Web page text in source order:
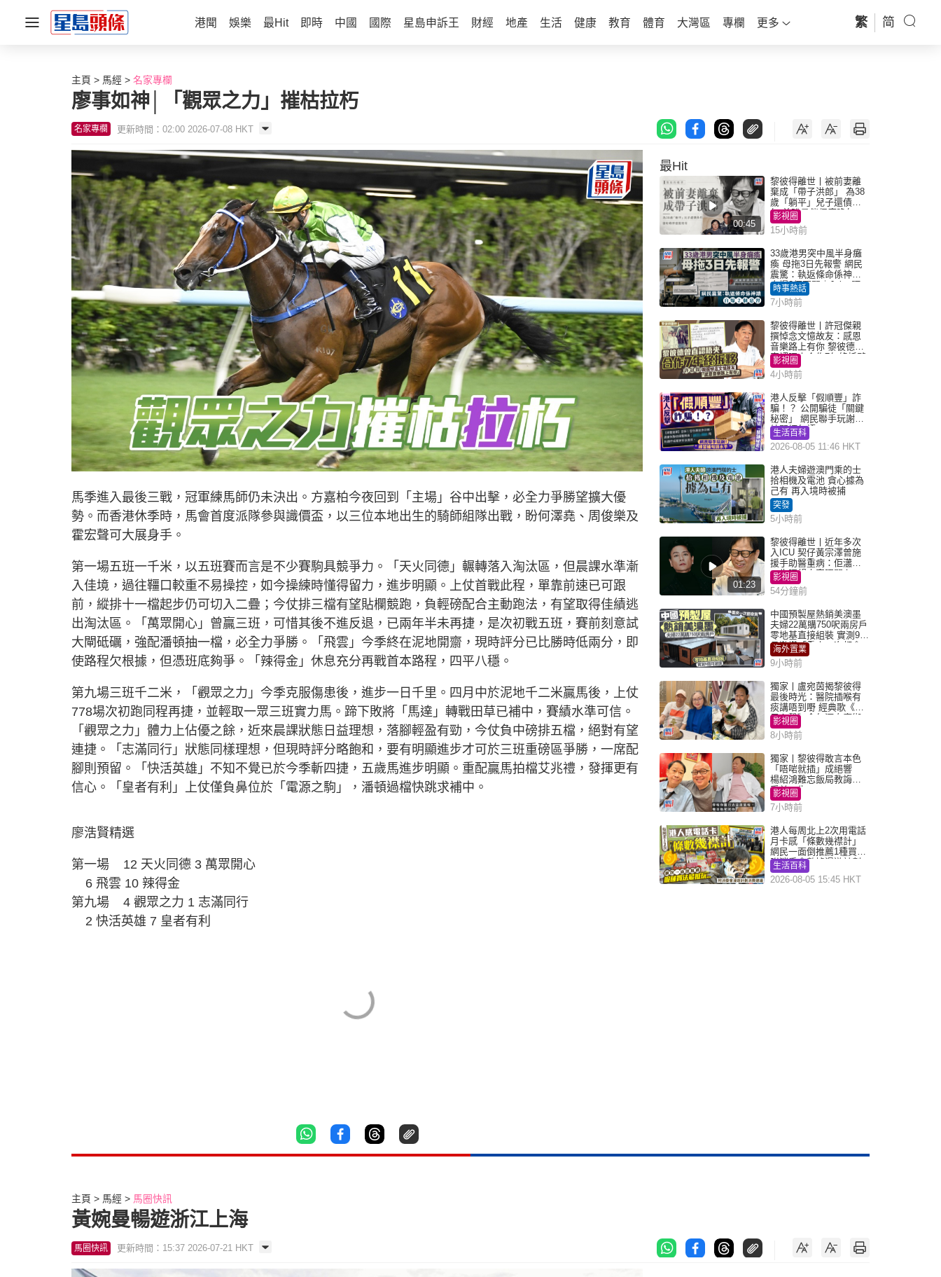
港聞 娛樂 最Hit 即時 中國 國際 星島申訴王 財經 地產 生活 健康 教育 體育 大灣區 專欄 更多 繁 简
主頁 馬經 名家專欄
廖事如神│「觀眾之力」摧枯拉朽
名家專欄 更新時間：02:00 2026-07-08 HKT
馬季進入最後三戰，冠軍練馬師仍未決出。方嘉柏今夜回到「主場」谷中出擊，必全力爭勝望擴大優
勢。而香港休季時，馬會首度派隊參與識價盃，以三位本地出生的騎師組隊出戰，盼何澤堯、周俊樂及
霍宏聲可大展身手。
第一場五班一千米，以五班賽而言是不少賽駒具競爭力。「天火同德」輾轉落入淘汰區，但晨課水準漸
入佳境，過往韁口較重不易操控，如今操練時懂得留力，進步明顯。上仗首戰此程，單靠前速已可跟
前，縱排十一檔起步仍可切入二疊；今仗排三檔有望貼欄競跑，負輕磅配合主動跑法，有望取得佳績逃
出淘汰區。「萬眾開心」曾贏三班，可惜其後不進反退，已兩年半未再捷，是次初戰五班，賽前刻意試
大閘砥礪，強配潘頓抽一檔，必全力爭勝。「飛雲」今季終在泥地開齋，現時評分已比勝時低兩分，即
使路程欠根據，但憑班底夠爭。「辣得金」休息充分再戰首本路程，四平八穩。
第九場三班千二米，「觀眾之力」今季克服傷患後，進步一日千里。四月中於泥地千二米贏馬後，上仗
778場次初跑同程再捷，並輕取一眾三班實力馬。蹄下敗將「馬達」轉戰田草已補中，賽績水準可信。
「觀眾之力」體力上佔優之餘，近來晨課狀態日益理想，落腳輕盈有勁，今仗負中磅排五檔，絕對有望
連捷。「志滿同行」狀態同樣理想，但現時評分略飽和，要有明顯進步才可於三班重磅區爭勝，一席配
腳則預留。「快活英雄」不知不覺已於今季斬四捷，五歲馬進步明顯。重配贏馬拍檔艾兆禮，發揮更有
信心。「皇者有利」上仗僅負鼻位於「電源之駒」，潘頓過檔快跳求補中。
廖浩賢精選
第一場 12 天火同德 3 萬眾開心
6 飛雲 10 辣得金
第九場 4 觀眾之力 1 志滿同行
2 快活英雄 7 皇者有利
最Hit
00:45
黎彼得離世丨被前妻離
棄成「帶子洪郎」 為38
歲「躺平」兒子還債多
年 曾盼尋伴侶度晚年
影視圈
15小時前
33歲港男突中風半身癱
瘓 母拖3日先報警 網民
震驚：執返條命係神蹟
自爆2個惡習｜Juicy叮
時事熱話
7小時前
黎彼得離世丨許冠傑親
撰悼念文憶故友：感恩
音樂路上有你 黎彼德曾
直認唔夾合作7年終拆夥
影視圈
4小時前
港人反擊「假順豐」詐
騙！？ 公開騙徒「關鍵
秘密」 網民聯手玩謝：
練習緬甸語
生活百科
2026-08-05 11:46 HKT
港人夫婦遊澳門乘的士
拾相機及電池 貪心據為
己有 再入境時被捕
突發
5小時前
01:23
黎彼得離世丨近年多次
入ICU 契仔黃宗澤曾施
援手助醫重病：佢瀟灑
一生唔想大家唔開心
影視圈
54分鐘前
中國預製屋熱銷美澳墨
夫婦22萬購750呎兩房戶
零地基直接組裝 實測9個
月激讚「重來一次都會
買」
海外置業
9小時前
獨家丨盧宛茵揭黎彼得
最後時光：醫院插喉有
痰講唔到嘢 經典歌《浪
子心聲》金句源自廟街
睇相佬
影視圈
8小時前
獨家丨黎彼得敢言本色
「唔啱就插」成絕響
楊紹鴻難忘飯局教誨：
受益一生
影視圈
7小時前
港人每周北上2次用電話
月卡感「條數幾襟計」
網民一面倒推薦1種買法
附消委會數據漫遊計劃
消費提示
生活百科
2026-08-05 15:45 HKT
主頁 馬經 馬圈快訊
黃婉曼暢遊浙江上海
馬圈快訊 更新時間：15:37 2026-07-21 HKT